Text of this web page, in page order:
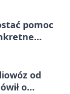
pomoc
od
o